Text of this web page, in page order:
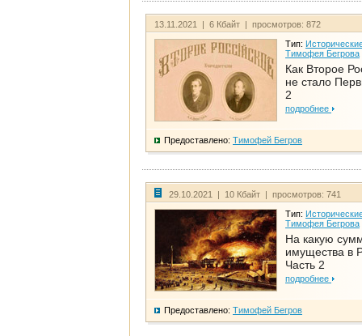
13.11.2021 | 6 Кбайт | просмотров: 872
Тип:
Тимофея Бегрова
Как Второе
не стало
2
подробнее
Предоставлено: Тимофей Бегров
29.10.2021 | 10 Кбайт | просмотров: 741
Тип:
Тимофея Бегрова
На какую
имущества в
Часть 2
подробнее
Предоставлено: Тимофей Бегров